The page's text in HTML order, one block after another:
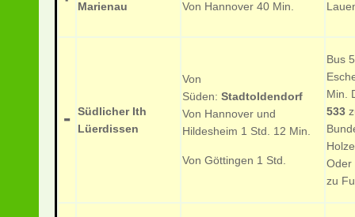
Marienau
Von Hannover 40 Min.
- Südlicher Ith
Lüerdissen
Von
Süden: Stadtoldendorf
Von Hannover und
Hildesheim 1 Std. 12 Min.
Von Göttingen 1 Std.
Bus
Min.
533
Oder
zu